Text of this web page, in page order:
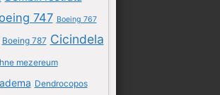
747 Boeing 767
Boeing 787 Cicindela
mezereum
Dendrocopos